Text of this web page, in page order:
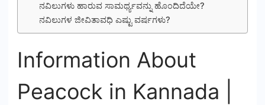
ನವಿಲುಗಳು ಹಾರುವ ಸಾಮರ್ಥ್ಯವನ್ನು ಹೊಂದಿದೆಯೇ?
ನವಿಲುಗಳ ಜೀವಿತಾವಧಿ ಎಷ್ಟು ವರ್ಷಗಳು?
Information About
Peacock in Kannada |